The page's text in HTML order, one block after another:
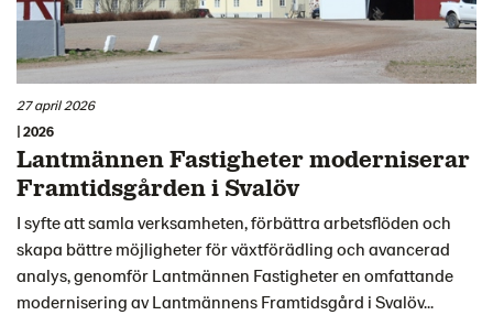
27 april 2026
| 2026
Lantmännen Fastigheter moderniserar
Framtidsgården i Svalöv
I syfte att samla verksamheten, förbättra arbetsflöden och
skapa bättre möjligheter för växtförädling och avancerad
analys, genomför Lantmännen Fastigheter en omfattande
modernisering av Lantmännens Framtidsgård i Svalöv...